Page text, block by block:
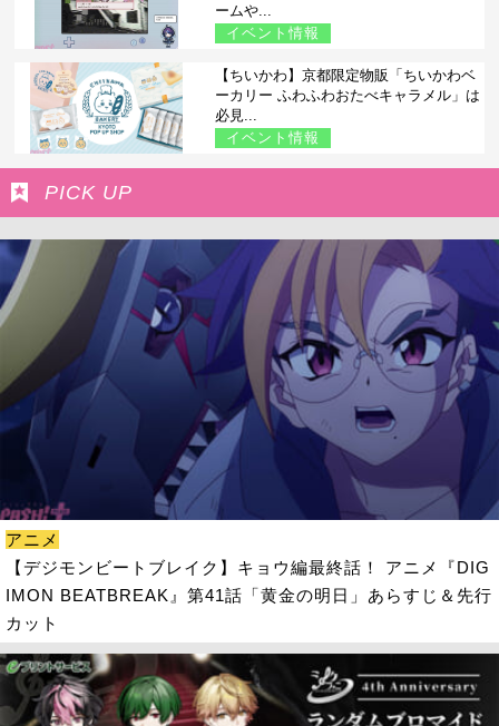
ームや...
イベント情報
【ちいかわ】京都限定物販「ちいかわベ
ーカリー ふわふわおたべキャラメル」は
必見...
イベント情報
PICK UP
アニメ
【デジモンビートブレイク】キョウ編最終話！ アニメ『DIG
IMON BEATBREAK』第41話「黄金の明日」あらすじ＆先行
カット